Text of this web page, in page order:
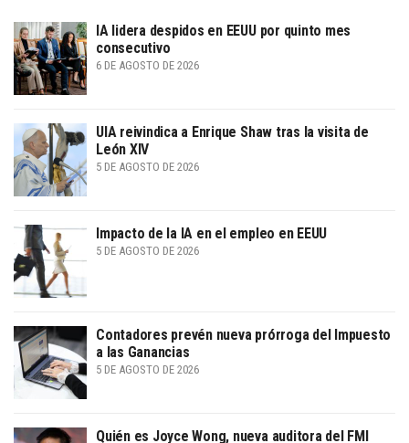
IA lidera despidos en EEUU por quinto mes
consecutivo
6 DE AGOSTO DE 2026
UIA reivindica a Enrique Shaw tras la visita de
León XIV
5 DE AGOSTO DE 2026
Impacto de la IA en el empleo en EEUU
5 DE AGOSTO DE 2026
Contadores prevén nueva prórroga del Impuesto
a las Ganancias
5 DE AGOSTO DE 2026
Quién es Joyce Wong, nueva auditora del FMI